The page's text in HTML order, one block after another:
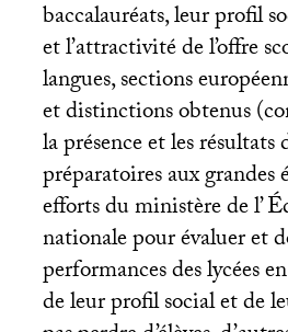
baccalauréats, leur profil
et l’attractivité de l’offre
langues, sections
et distinctions obtenus
la présence et les résultats
préparatoires aux grandes
efforts du ministère de l’
nationale pour évaluer et
performances des lycées
de leur profil social et de